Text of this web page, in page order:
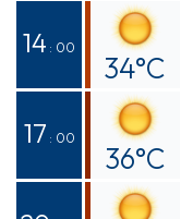
Odczuwalna
28°C
14 : 00
34°C
Odczuwalna
32°C
17 : 00
36°C
Odczuwalna